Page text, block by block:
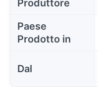
Produttore
Paese
Prodotto in
Dal